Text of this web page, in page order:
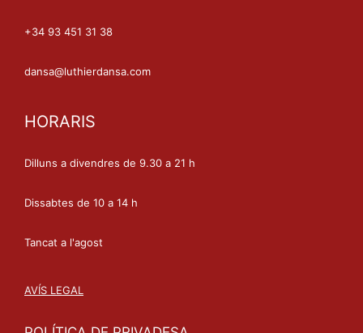
+34 93 451 31 38
dansa@luthierdansa.com
HORARIS
Dilluns a divendres de 9.30 a 21 h
Dissabtes de 10 a 14 h
Tancat a l'agost
AVÍS LEGAL